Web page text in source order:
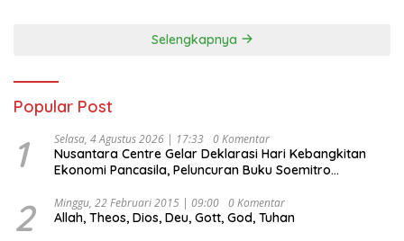
Selengkapnya
Popular Post
1 Selasa, 4 Agustus 2026 | 17:33 0 Komentar
Nusantara Centre Gelar Deklarasi Hari Kebangkitan
Ekonomi Pancasila, Peluncuran Buku Soemitro
Ekonomi Politik Indonesia) & Simposium Nasional
“Urgensi Undang-Undang Perekonomian Nasional dan
2 Minggu, 22 Februari 2015 | 09:00 0 Komentar
Allah, Theos, Dios, Deu, Gott, God, Tuhan